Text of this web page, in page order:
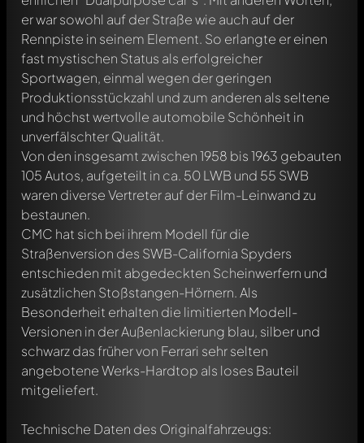
er war sowohl auf der Straße wie auch auf der
Rennpiste in seinem Element. So erlangte er einen
fast mystischen Status als erfolgreicher
Sportwagen, einmal wegen der geringen
Produktionsstückzahl und zum anderen als seltene
und höchst wertvolle automobile Schönheit in
unverfälschter Qualität.
Von den insgesamt zwischen 1958 bis 1963 gebauten
105 Autos, aufgeteilt in ca. 50 LWB und 55 SWB
waren diverse Vertreter auf der Film-Leinwand zu
bestaunen.
CMC hat sich bei ihrem Modell für die
Straßenversion des SWB-California Spyders
entschieden mit abgedeckten Scheinwerfern und
zusätzlichen Stoßstangen-Hörnern. Als
Besonderheit erhalten die limitierten Modell-
Versionen in der Außenlackierung blau, silber und
schwarz das früher von Ferrari sehr selten
angebotene Werks-Hardtop als loses Bauteil
mitgeliefert.
Technische Daten des Originalfahrzeugs: